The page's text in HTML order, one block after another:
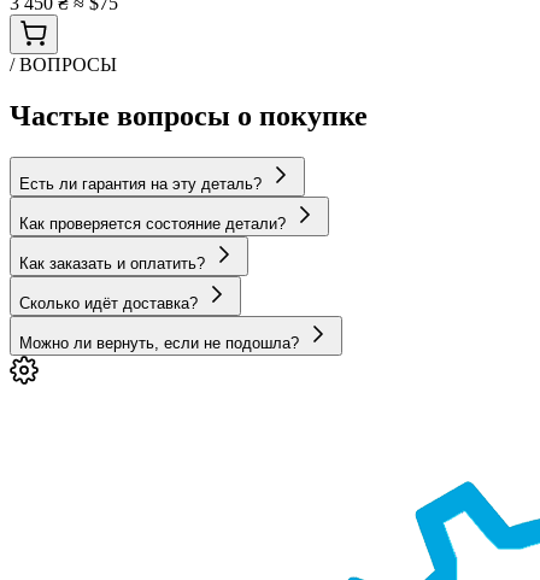
/ ВОПРОСЫ
Частые вопросы о покупке
Есть ли гарантия на эту деталь?
Как проверяется состояние детали?
Как заказать и оплатить?
Сколько идёт доставка?
Можно ли вернуть, если не подошла?